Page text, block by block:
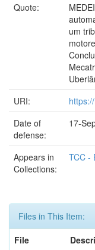
Quote:
um
URI:
Date of
defense:
17-
Appears in
Collections:
TCC -
Files in This Item:
File